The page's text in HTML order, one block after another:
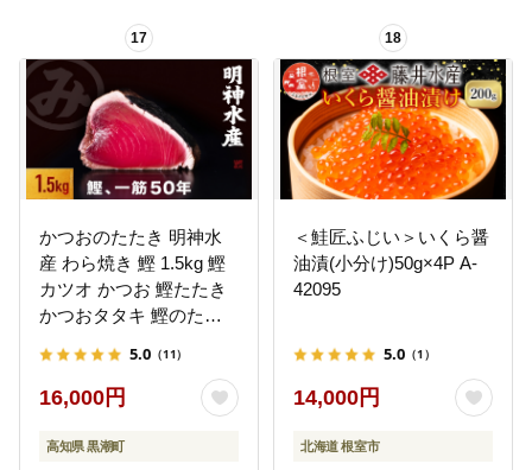
17
かつおのたたき 明神水
産 わら焼き 鰹 1.5kg 鰹
カツオ かつお 鰹たたき
かつおタタキ 鰹のたた
き わら焼き 魚 さかな 海
鮮 刺身 お刺身 冷凍 ご家
庭用 グルメ 特産品 ご当
地 本場 高知 黒潮町 ギフ
5.0 （11）
16,000円
高知県 黒潮町
18
＜鮭匠ふじい＞いくら醤
油漬(小分け)50g×4P A-
42095
5.0 （1）
14,000円
北海道 根室市